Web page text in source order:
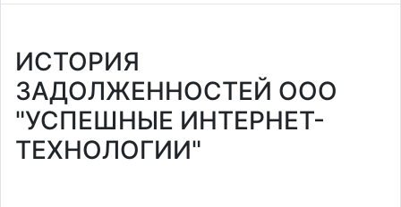
ИСТОРИЯ
ЗАДОЛЖЕННОСТЕЙ ООО
"УСПЕШНЫЕ ИНТЕРНЕТ-
ТЕХНОЛОГИИ"